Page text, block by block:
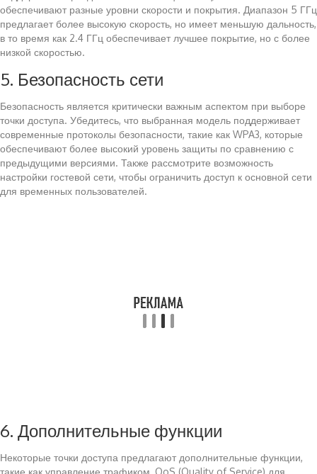
обеспечивают разные уровни скорости и покрытия. Диапазон 5 ГГц
предлагает более высокую скорость, но имеет меньшую дальность,
в то время как 2.4 ГГц обеспечивает лучшее покрытие, но с более
низкой скоростью.
5. Безопасность сети
Безопасность является критически важным аспектом при выборе
точки доступа. Убедитесь, что выбранная модель поддерживает
современные протоколы безопасности, такие как WPA3, которые
обеспечивают более высокий уровень защиты по сравнению с
предыдущими версиями. Также рассмотрите возможность
настройки гостевой сети, чтобы ограничить доступ к основной сети
для временных пользователей.
6. Дополнительные функции
Некоторые точки доступа предлагают дополнительные функции,
такие как управление трафиком, QoS (Quality of Service) для